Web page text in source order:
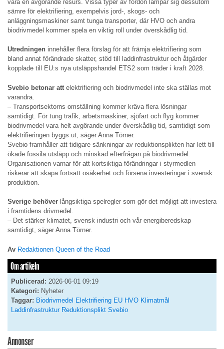
vara en avgörande resurs. Vissa typer av fordon lämpar sig dessutom
sämre för elektrifiering, exempelvis jord-, skogs- och
anläggningsmaskiner samt tunga transporter, där HVO och andra
biodrivmedel kommer spela en viktig roll under överskådlig tid.
Utredningen innehåller flera förslag för att främja elektrifiering som
bland annat förändrade skatter, stöd till laddinfrastruktur och åtgärder
kopplade till EU:s nya utsläppshandel ETS2 som träder i kraft 2028.
Svebio betonar att elektrifiering och biodrivmedel inte ska ställas mot
varandra.
– Transportsektorns omställning kommer kräva flera lösningar
samtidigt. För tung trafik, arbetsmaskiner, sjöfart och flyg kommer
biodrivmedel vara helt avgörande under överskådlig tid, samtidigt som
elektrifieringen byggs ut, säger Anna Törner.
Svebio framhåller att tidigare sänkningar av reduktionsplikten har lett till
ökade fossila utsläpp och minskad efterfrågan på biodrivmedel.
Organisationen varnar för att kortsiktiga förändringar i styrmedlen
riskerar att skapa fortsatt osäkerhet och försena investeringar i svensk
produktion.
Sverige behöver långsiktiga spelregler som gör det möjligt att investera
i framtidens drivmedel.
– Det stärker klimatet, svensk industri och vår energiberedskap
samtidigt, säger Anna Törner.
Av Redaktionen Queen of the Road
Om artikeln
Publicerad: 2026-06-01 09:19
Kategori: Nyheter
Taggar: Biodrivmedel Elektrifiering EU HVO Klimatmål
Laddinfrastruktur Reduktionsplikt Svebio
Annonser